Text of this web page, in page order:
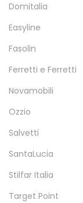
Domitalia
Easyline
Fasolin
Ferretti e Ferretti
Novamobili
Ozzio
Salvetti
SantaLucia
Stilfar Italia
Target Point